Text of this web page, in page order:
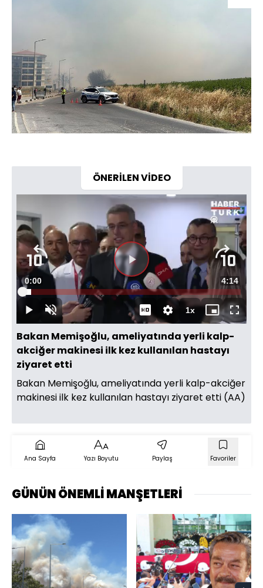
ÖNERİLEN VİDEO
Videoyu
Oynat
OynatSesi
Aç
Süre
0:00 Toplam
Süre
4:14
Yüklendi:
1xOynatma
Hızı
Mini
oynatıcı
Tam
Ekran
Bakan Memişoğlu, ameliyatında yerli kalp-
akciğer makinesi ilk kez kullanılan hastayı
ziyaret etti
Bakan Memişoğlu, ameliyatında yerli kalp-akciğer
makinesi ilk kez kullanılan hastayı ziyaret etti (AA)
Ana Sayfa Yazı Boyutu Paylaş Favoriler
GÜNÜN ÖNEMLİ MANŞETLERİ